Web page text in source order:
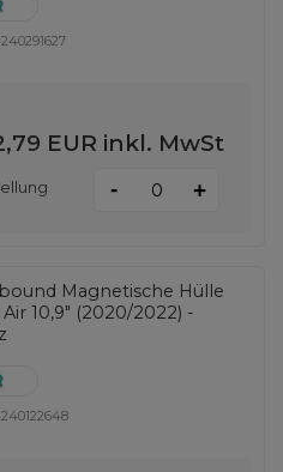
EUR inkl. MwSt
- +
Magnetische Hülle
10,9" (2020/2022) -